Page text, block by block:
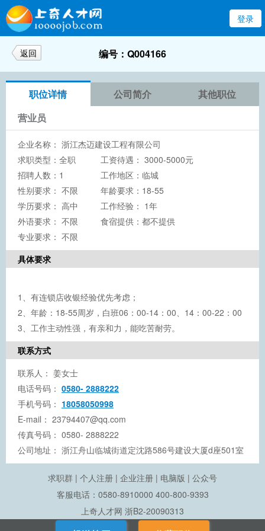
登录
返回 编号：Q004166
职位详情 公司简介
其他职位
营业员
企业名称： 浙江杰迈建设工程有限公司
求职类型：全职
工资待遇： 3000-5000元
招聘人数：1
工作地区：临城
性别要求： 不限
年龄要求：18-55
学历要求： 高中
工作经验： 1年
外语要求： 不限
食宿提供：都不提供
专业要求： 不限
具体要求
1、有连锁店收银经验优先考虑；
2、年龄：18-55周岁，白班06：00-14：00、14：00-22：00
3、工作主动性强，有亲和力，能吃苦耐劳。
联系方式
联系人： 姜女士
电话号码： 0580- 2888222
手机号码： 18058050998
E-mail： 23794407@qq.com
传真号码： 0580- 2888222
公司地址： 浙江舟山临城街道定沈路586号建设大厦d座501室
求职群 | 个人注册 | 企业注册 | 电脑版 | 公众号
客服电话：0580-8910000 400-800-9393
上奇人才网 浙B2-20090313